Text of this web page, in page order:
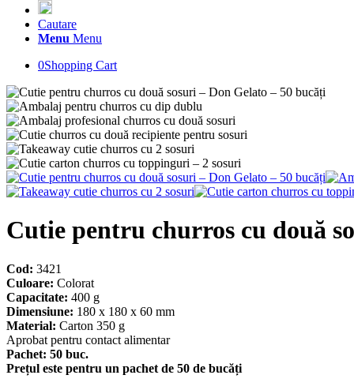
Cautare
Menu Menu
0Shopping Cart
Cutie pentru churros cu două
Cod: 3421
Culoare: Colorat
Capacitate: 400 g
Dimensiune: 180 x 180 x 60 mm
Material: Carton 350 g
Aprobat pentru contact alimentar
Pachet: 50 buc.
Prețul este pentru un pachet de 50 de bucăți